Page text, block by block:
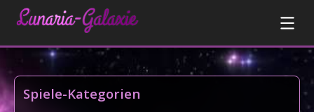
Spiele-Kategorien